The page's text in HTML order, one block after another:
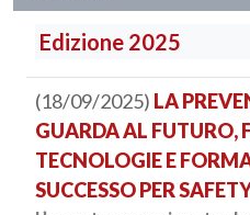
Edizione 2025
(18/09/2025) LA
GUARDA AL FUTURO,
TECNOLOGIE E
SUCCESSO PER